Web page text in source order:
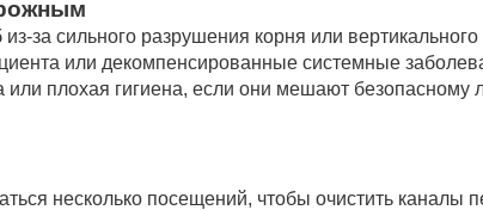
за сильного разрушения корня или
или декомпенсированные системные
или плохая гигиена, если они мешают безопасному
несколько посещений, чтобы очистить